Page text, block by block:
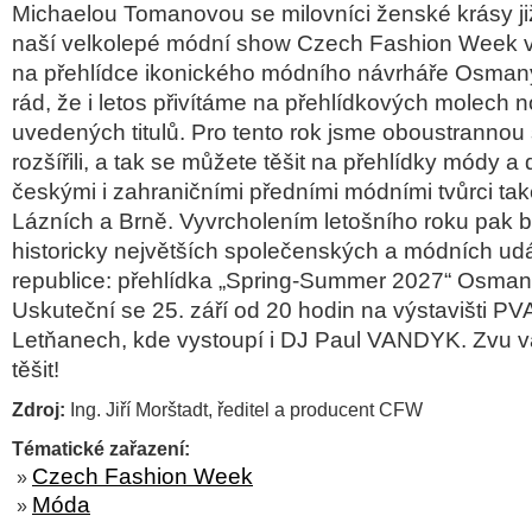
Michaelou Tomanovou se milovníci ženské krásy
naší velkolepé módní show Czech Fashion Week
na přehlídce ikonického módního návrháře
rád, že i letos přivítáme na přehlídkových molech
uvedených titulů. Pro tento rok jsme
rozšířili, a tak se můžete těšit na přehlídky módy a
českými i zahraničními předními módními tvůrci
Lázních a Brně. Vyvrcholením letošního roku pak
historicky největších společenských a módních
republice: přehlídka „Spring-Summer 2027“
Uskuteční se 25. září od 20 hodin na výstavišti
Letňanech, kde vystoupí i DJ Paul VANDYK. Zvu
těšit!
Zdroj: Ing. Jiří Morštadt, ředitel a producent CFW
Tématické zařazení:
» Czech Fashion Week
» Móda